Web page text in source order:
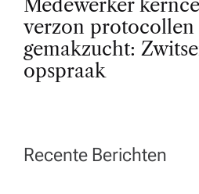
s
t
a
Medewerker
verzon
gemakzucht:
opspraak
Recente Berichten